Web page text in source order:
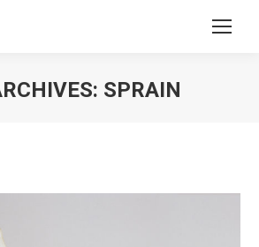
SPRAIN